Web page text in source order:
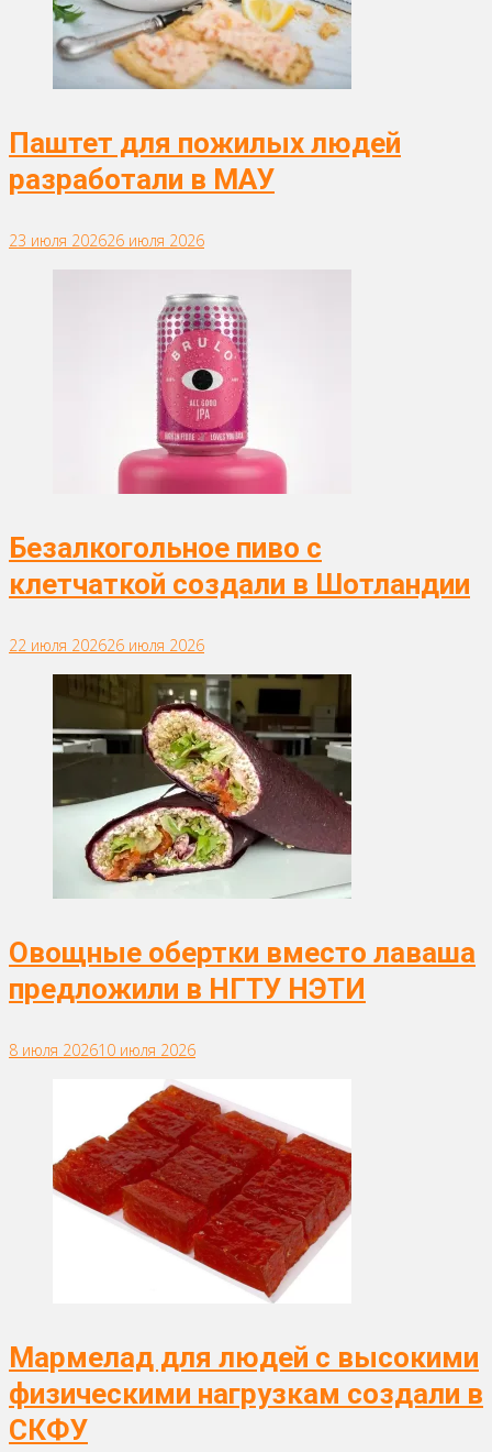
Паштет для пожилых людей
разработали в МАУ
23 июля 202626 июля 2026
Безалкогольное пиво с
клетчаткой создали в Шотландии
22 июля 202626 июля 2026
Овощные обертки вместо лаваша
предложили в НГТУ НЭТИ
8 июля 202610 июля 2026
Мармелад для людей с высокими
физическими нагрузкам создали в
СКФУ